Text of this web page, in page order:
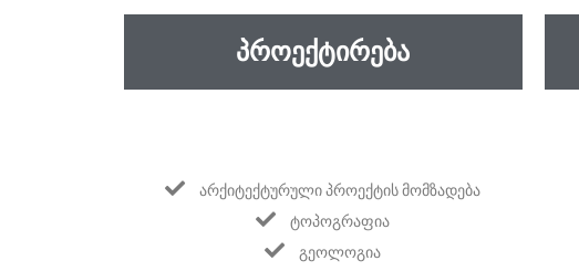
ᲞᲠᲝᲔᲥᲢᲘᲠᲔᲑᲐ
ᲐᲠᲥᲘᲢᲔᲥᲢᲣᲠᲣᲚᲘ ᲞᲠᲝᲔᲥᲢᲘᲡ ᲛᲝᲛᲖᲐᲓᲔᲑᲐ
ᲢᲝᲞᲝᲒᲠᲐᲤᲘᲐ
ᲒᲔᲝᲚᲝᲒᲘᲐ